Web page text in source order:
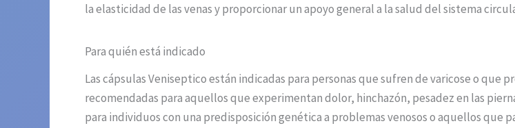
la elasticidad de las venas y proporcionar un apoyo general a la salud del sistema
Para quién está indicado
Las cápsulas Veniseptico están indicadas para personas que sufren de varicose o que
recomendadas para aquellos que experimentan dolor, hinchazón, pesadez en las
para individuos con una predisposición genética a problemas venosos o aquellos que